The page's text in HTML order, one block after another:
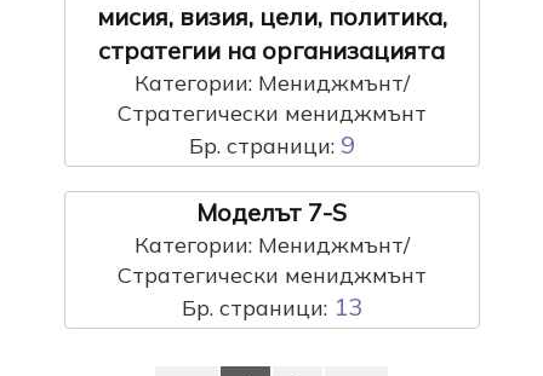
мисия, визия, цели, политика,
стратегии на организацията
Категории: Мениджмънт/
Стратегически мениджмънт
Бр. страници: 9
Моделът 7-S
Категории: Мениджмънт/
Стратегически мениджмънт
Бр. страници: 13